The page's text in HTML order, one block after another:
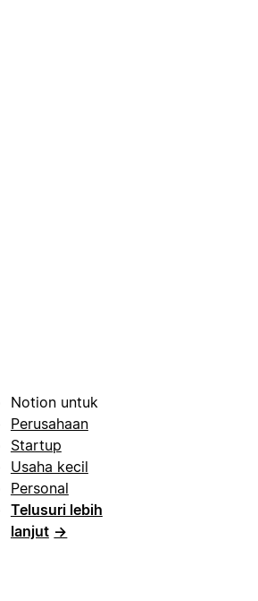
Notion untuk
Perusahaan
Startup
Usaha kecil
Personal
Telusuri lebih
lanjut →